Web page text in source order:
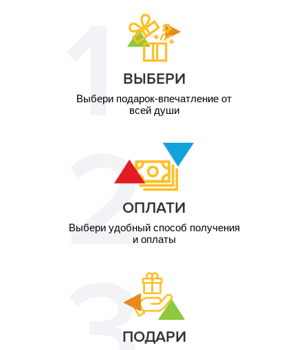
ВЫБЕРИ
Выбери подарок-впечатление от
всей души
ОПЛАТИ
Выбери удобный способ получения
и оплаты
ПОДАРИ